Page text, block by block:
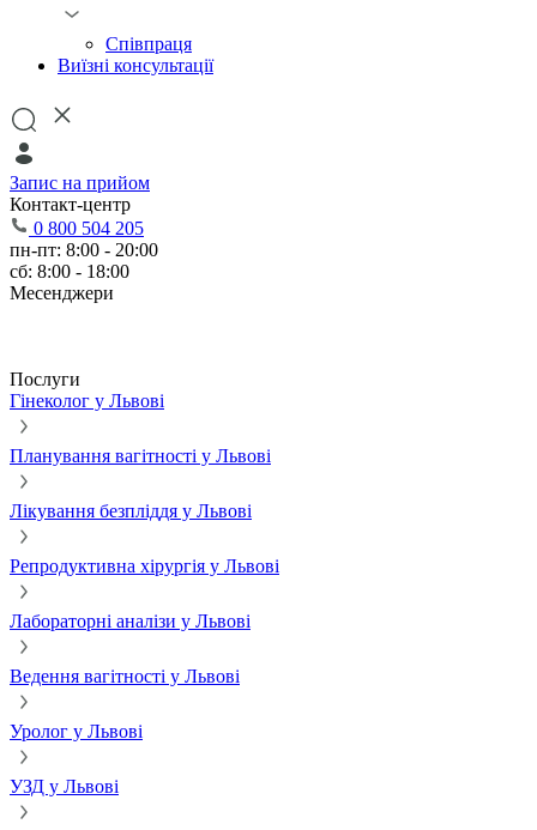
Співпраця
Виїзні консультації
Запис на прийом
Контакт-центр
0 800 504 205
пн-пт: 8:00 - 20:00
сб: 8:00 - 18:00
Месенджери
Послуги
Гінеколог у Львові
Планування вагітності у Львові
Лікування безпліддя у Львові
Репродуктивна хірургія у Львові
Лабораторні аналізи у Львові
Ведення вагітності у Львові
Уролог у Львові
УЗД у Львові